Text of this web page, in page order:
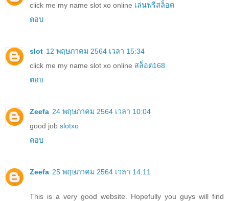
click me my name slot xo online เล่นฟรีสล็อต
ตอบ
slot 12 พฤษภาคม 2564 เวลา 15:34
click me my name slot xo online สล็อต168
ตอบ
Zeefa 24 พฤษภาคม 2564 เวลา 10:04
good job slotxo
ตอบ
Zeefa 25 พฤษภาคม 2564 เวลา 14:11
This is a very good website. Hopefully you guys will find